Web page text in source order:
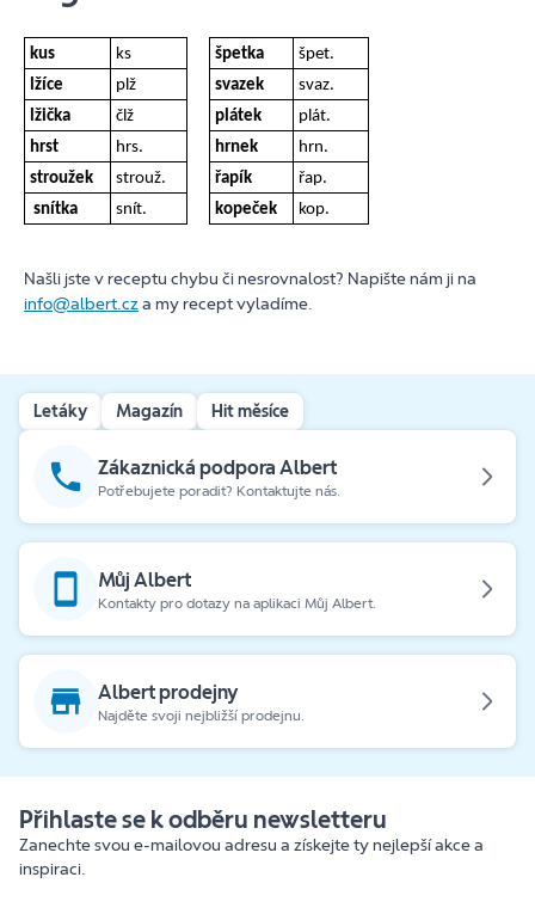
kus ks špetka
špet.
lžíce
plž svazek
svaz.
lžička
člž plátek
plát.
hrst
hrs. hrnek
hrn.
stroužek
strouž. řapík
řap.
snítka
snít. kopeček kop.
Našli jste v receptu chybu či nesrovnalost? Napište nám ji na
info@albert.cza my recept vyladíme.
Letáky Magazín Hit měsíce
Zákaznická podpora Albert
Potřebujete poradit? Kontaktujte nás.
Můj Albert
Kontakty pro dotazy na aplikaci Můj Albert.
Albert prodejny
Najděte svoji nejbližší prodejnu.
Přihlaste se k odběru newsletteru
Zanechte svou e-mailovou adresu a získejte ty nejlepší akce a
inspiraci.